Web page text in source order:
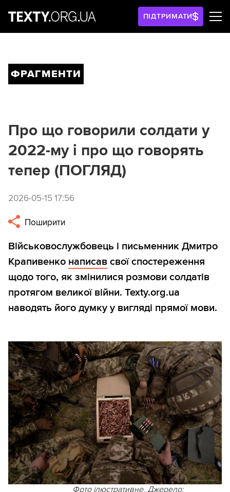
ПІДТРИМАТИ
ФРАГМЕНТИ
Про що говорили солдати у
2022-му і про що говорять
тепер (ПОГЛЯД)
2026-05-15 17:56
Поширити
Військовослужбовець і письменник Дмитро
Крапивенко написав свої спостереження
щодо того, як змінилися розмови солдатів
протягом великої війни. Texty.org.ua
наводять його думку у вигляді прямої мови.
Фото ілюстративне. Джерело: